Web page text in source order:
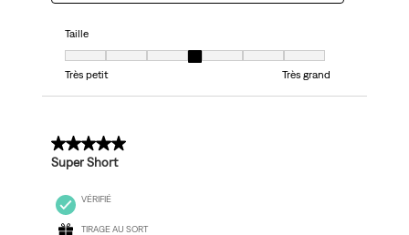
Taille
Taille, 4 sur 7, où 1 est égal à Très petit et 7 est égal à Très grand
Très petit
Très grand
5 sur 5 étoiles.
Super Short
VÉRIFIÉ
TIRAGE AU SORT